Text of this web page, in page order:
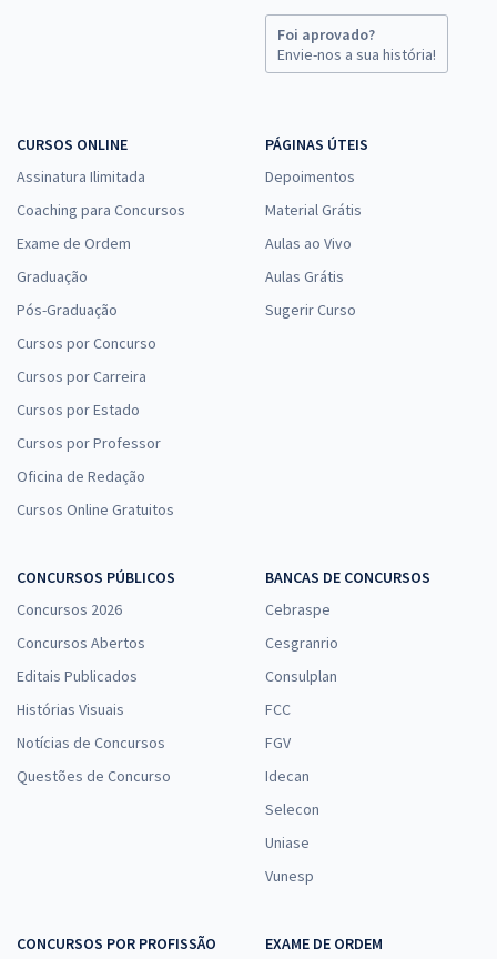
Foi aprovado?
Envie-nos a sua história!
CURSOS ONLINE
Assinatura Ilimitada
Coaching para Concursos
Exame de Ordem
Graduação
Pós-Graduação
Cursos por Concurso
Cursos por Carreira
Cursos por Estado
Cursos por Professor
Oficina de Redação
Cursos Online Gratuitos
PÁGINAS ÚTEIS
Depoimentos
Material Grátis
Aulas ao Vivo
Aulas Grátis
Sugerir Curso
CONCURSOS PÚBLICOS
Concursos 2026
Concursos Abertos
Editais Publicados
Histórias Visuais
Notícias de Concursos
Questões de Concurso
BANCAS DE CONCURSOS
Cebraspe
Cesgranrio
Consulplan
FCC
FGV
Idecan
Selecon
Uniase
Vunesp
CONCURSOS POR PROFISSÃO EXAME DE ORDEM